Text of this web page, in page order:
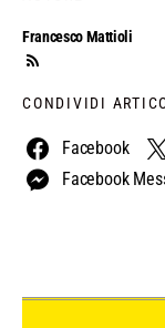
Francesco Mattioli
CONDIVIDI
Facebook
Facebook